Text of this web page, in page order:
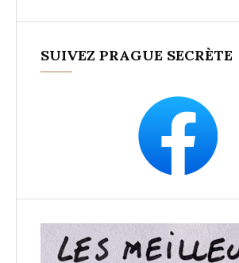
SUIVEZ PRAGUE SECRÈTE